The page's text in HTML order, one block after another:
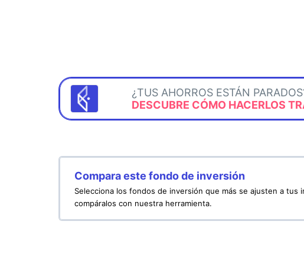
¿TUS AHORROS ESTÁN
DESCUBRE CÓMO HACERLOS
Compara este fondo de inversión
Selecciona los fondos de inversión que más se ajusten a tus
compáralos con nuestra herramienta.